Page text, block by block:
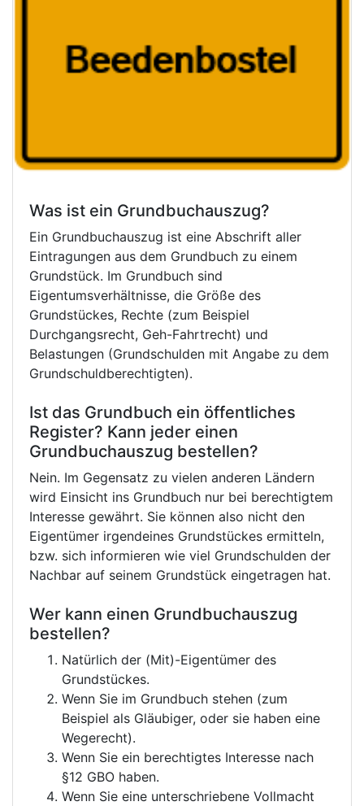
Was ist ein Grundbuchauszug?
Ein Grundbuchauszug ist eine Abschrift aller
Eintragungen aus dem Grundbuch zu einem
Grundstück. Im Grundbuch sind
Eigentumsverhältnisse, die Größe des
Grundstückes, Rechte (zum Beispiel
Durchgangsrecht, Geh-Fahrtrecht) und
Belastungen (Grundschulden mit Angabe zu dem
Grundschuldberechtigten).
Ist das Grundbuch ein öffentliches
Register? Kann jeder einen
Grundbuchauszug bestellen?
Nein. Im Gegensatz zu vielen anderen Ländern
wird Einsicht ins Grundbuch nur bei berechtigtem
Interesse gewährt. Sie können also nicht den
Eigentümer irgendeines Grundstückes ermitteln,
bzw. sich informieren wie viel Grundschulden der
Nachbar auf seinem Grundstück eingetragen hat.
Wer kann einen Grundbuchauszug
bestellen?
Natürlich der (Mit)-Eigentümer des
Grundstückes.
Wenn Sie im Grundbuch stehen (zum
Beispiel als Gläubiger, oder sie haben eine
Wegerecht).
Wenn Sie ein berechtigtes Interesse nach
§12 GBO haben.
Wenn Sie eine unterschriebene Vollmacht